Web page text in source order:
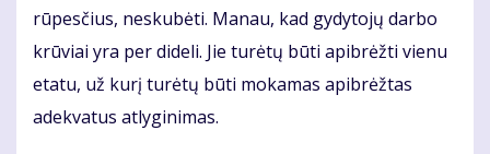
rūpesčius, neskubėti. Manau, kad gydytojų darbo
krūviai yra per dideli. Jie turėtų būti apibrėžti vienu
etatu, už kurį turėtų būti mokamas apibrėžtas
adekvatus atlyginimas.